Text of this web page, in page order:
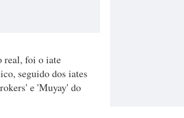
real, foi o iate
seguido dos iates
e 'Muyay' do